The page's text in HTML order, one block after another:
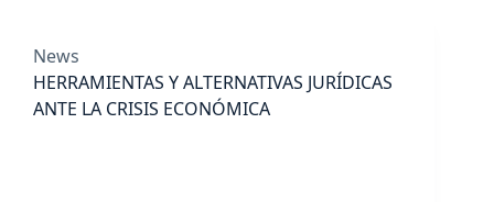
News
HERRAMIENTAS Y ALTERNATIVAS JURÍDICAS
ANTE LA CRISIS ECONÓMICA